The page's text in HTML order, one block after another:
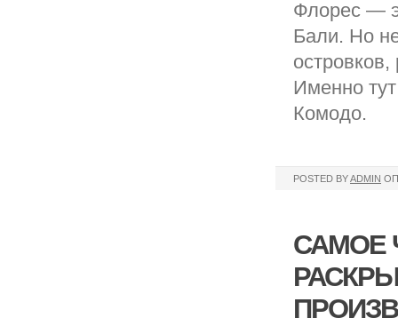
Флорес —
Бали. Но
Именно
Комодо.
POSTED BYADMIN
САМОЕ